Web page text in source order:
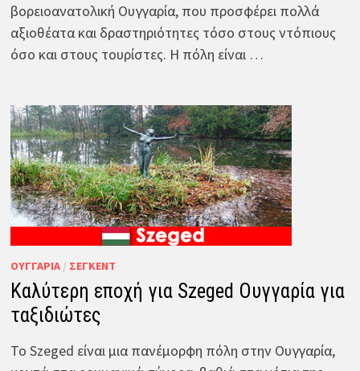
βορειοανατολική Ουγγαρία, που προσφέρει πολλά
αξιοθέατα και δραστηριότητες τόσο στους ντόπιους
όσο και στους τουρίστες. Η πόλη είναι …
ΟΥΓΓΑΡΊΑ/ ΣΈΓΚΕΝΤ
Καλύτερη εποχή για Szeged Ουγγαρία για
ταξιδιώτες
Το Szeged είναι μια πανέμορφη πόλη στην Ουγγαρία,